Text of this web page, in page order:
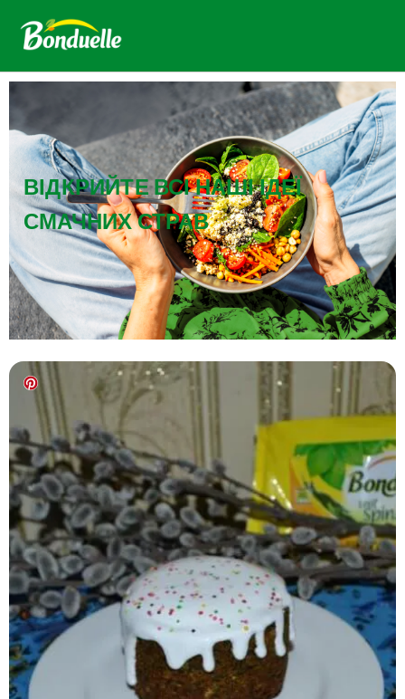
ВІДКРИЙТЕ ВСІ НАШІ ІДЕЇ
СМАЧНИХ СТРАВ